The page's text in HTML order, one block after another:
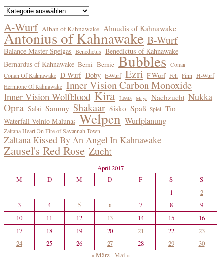
Rubriken
Blog
A-Wurf Alban of Kahnawake Almudis of Kahnawake
Antonius of Kahnawake B-Wurf
Balance Master Speigas Benedictus Benedictus of Kahnawake
Bernardus of Kahnawake Berni Bernie Bubbles Conan
Conan Of Kahnawake D-Wurf Doby E-Wurf Ezri F-Wurf Feli Finn H-Wurf
Hermione Of Kahnawake Inner Vision Carbon Monoxide
Inner Vision Wolfblood Kira Leeta Maya Nachzucht Nukka
Opra Salai Sammy Shakaar Sisko Spaß Spiel Tio
Waterfall Velnio Malunas Welpen Wurfplanung
Zaltana Heart On Fire of Savannah Town
Zaltana Kissed By An Angel In Kahnawake
Zausel's Red Rose Zucht
April 2017
M
D M D F S
S
1
2
3
4 5 6 7 8
9
10
11 12 13 14 15
16
17
18 19 20 21 22
23
24
25 26 27 28 29
30
« März Mai »